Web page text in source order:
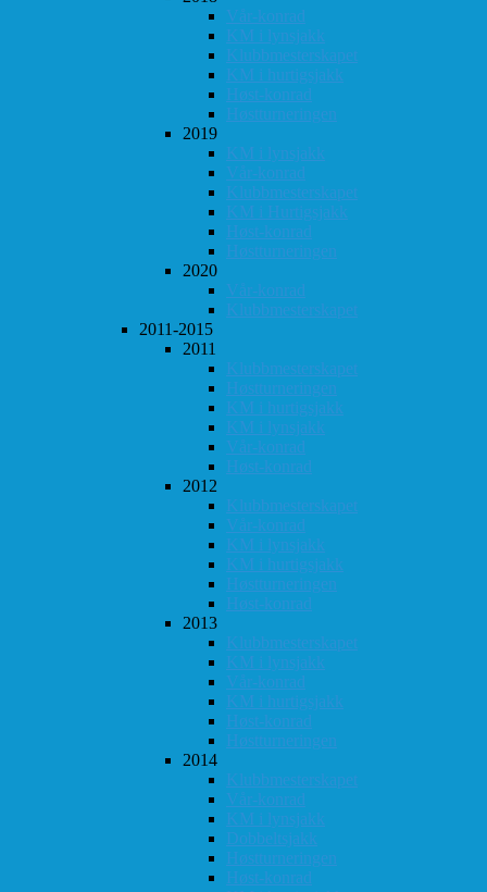
Vår-konrad
KM i lynsjakk
Klubbmesterskapet
KM i hurtigsjakk
Høst-konrad
Høstturneringen
2019
KM i lynsjakk
Vår-konrad
Klubbmesterskapet
KM i Hurtigsjakk
Høst-konrad
Høstturneringen
2020
Vår-konrad
Klubbmesterskapet
2011-2015
2011
Klubbmesterskapet
Høstturneringen
KM i hurtigsjakk
KM i lynsjakk
Vår-konrad
Høst-konrad
2012
Klubbmesterskapet
Vår-konrad
KM i lynsjakk
KM i hurtigsjakk
Høstturneringen
Høst-konrad
2013
Klubbmesterskapet
KM i lynsjakk
Vår-konrad
KM i hurtigsjakk
Høst-konrad
Høstturneringen
2014
Klubbmesterskapet
Vår-konrad
KM i lynsjakk
Dobbeltsjakk
Høstturneringen
Høst-konrad